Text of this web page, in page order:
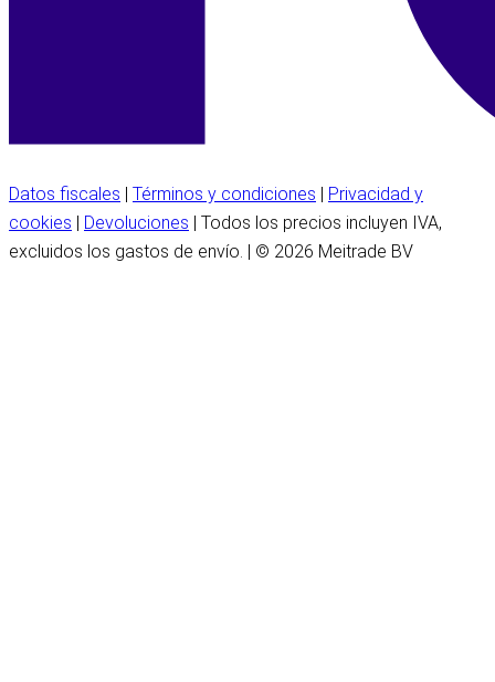
Datos fiscales | Términos y condiciones | Privacidad y
cookies | Devoluciones | Todos los precios incluyen IVA,
excluidos los gastos de envío. | © 2026 Meitrade BV